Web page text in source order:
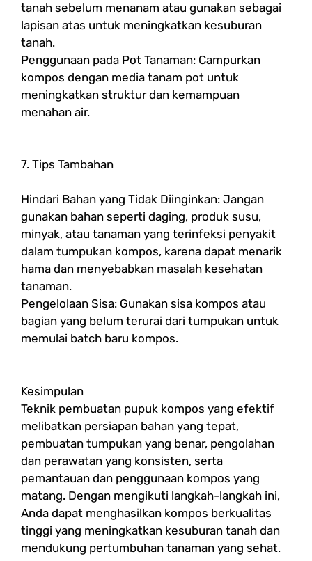
tanah sebelum menanam atau gunakan sebagai
lapisan atas untuk meningkatkan kesuburan
tanah.
Penggunaan pada Pot Tanaman: Campurkan
kompos dengan media tanam pot untuk
meningkatkan struktur dan kemampuan
menahan air.
7. Tips Tambahan
Hindari Bahan yang Tidak Diinginkan: Jangan
gunakan bahan seperti daging, produk susu,
minyak, atau tanaman yang terinfeksi penyakit
dalam tumpukan kompos, karena dapat menarik
hama dan menyebabkan masalah kesehatan
tanaman.
Pengelolaan Sisa: Gunakan sisa kompos atau
bagian yang belum terurai dari tumpukan untuk
memulai batch baru kompos.
Kesimpulan
Teknik pembuatan pupuk kompos yang efektif
melibatkan persiapan bahan yang tepat,
pembuatan tumpukan yang benar, pengolahan
dan perawatan yang konsisten, serta
pemantauan dan penggunaan kompos yang
matang. Dengan mengikuti langkah-langkah ini,
Anda dapat menghasilkan kompos berkualitas
tinggi yang meningkatkan kesuburan tanah dan
mendukung pertumbuhan tanaman yang sehat.